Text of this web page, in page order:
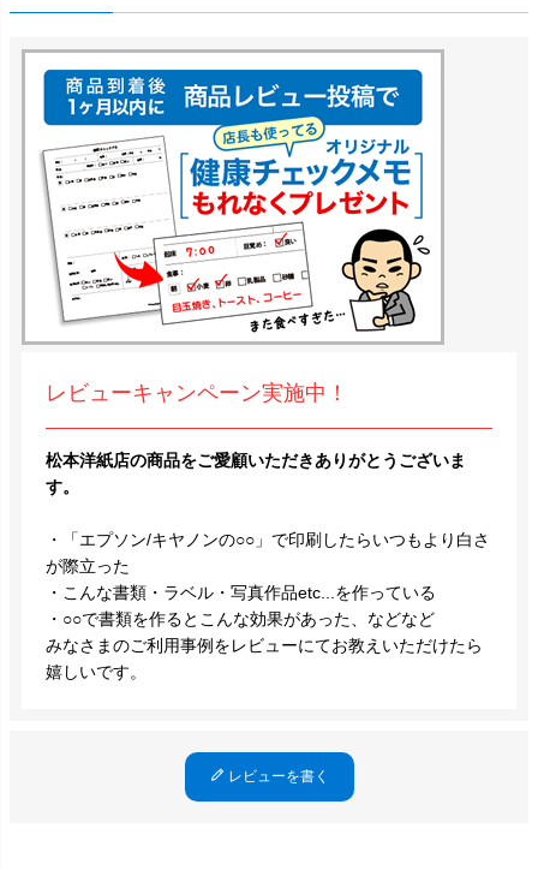
レビューキャンペーン実施中！
松本洋紙店の商品をご愛顧いただきありがとうございま
す。
・「エプソン/キヤノンの○○」で印刷したらいつもより白さ
が際立った
・こんな書類・ラベル・写真作品etc...を作っている
・○○で書類を作るとこんな効果があった、などなど
みなさまのご利用事例をレビューにてお教えいただけたら
嬉しいです。
レビューを書く